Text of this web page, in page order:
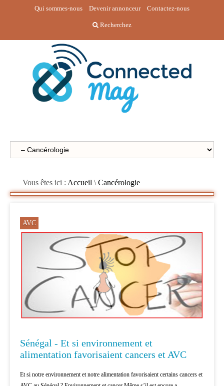
Qui sommes-nous Devenir annonceur Contactez-nous
Recherchez
Vous êtes ici : Accueil \ Cancérologie
AVC
Sénégal - Et si environnement et
alimentation favorisaient cancers et AVC
Et si notre environnement et notre alimentation favorisaient certains cancers et